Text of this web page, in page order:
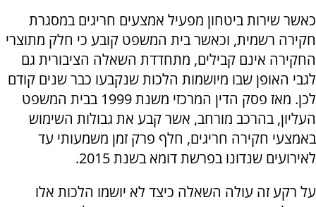
כאשר שירות ביטחון מפעיל אמצעים חריגים במסגרת
חקירה רשמית, וכאשר בית המשפט קובע כי חלק מתוצרי
החקירה אינם קבילים, מתחדדת השאלה הציבורית גם
לגבי האופן שבו מיושמות הלכות שנקבעו כבר שנים קודם
לכן. מאז פסק הדין המרכזי משנת 1999 בבית המשפט
העליון, בהרכב מורחב, אשר קבע את גבולות השימוש
באמצעי חקירה חריגים, חלף פרק זמן משמעותי עד
לאירועים שנדונו בפרשת דומא בשנת 2015.
על רקע זה עולה השאלה כיצד לא יושמו הלכות אלו